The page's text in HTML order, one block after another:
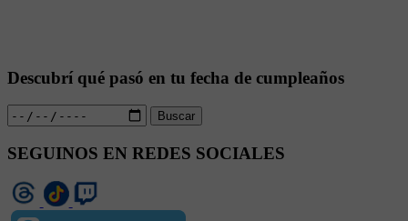
Descubrí qué pasó en tu fecha de cumpleaños
Buscar
SEGUINOS EN REDES SOCIALES